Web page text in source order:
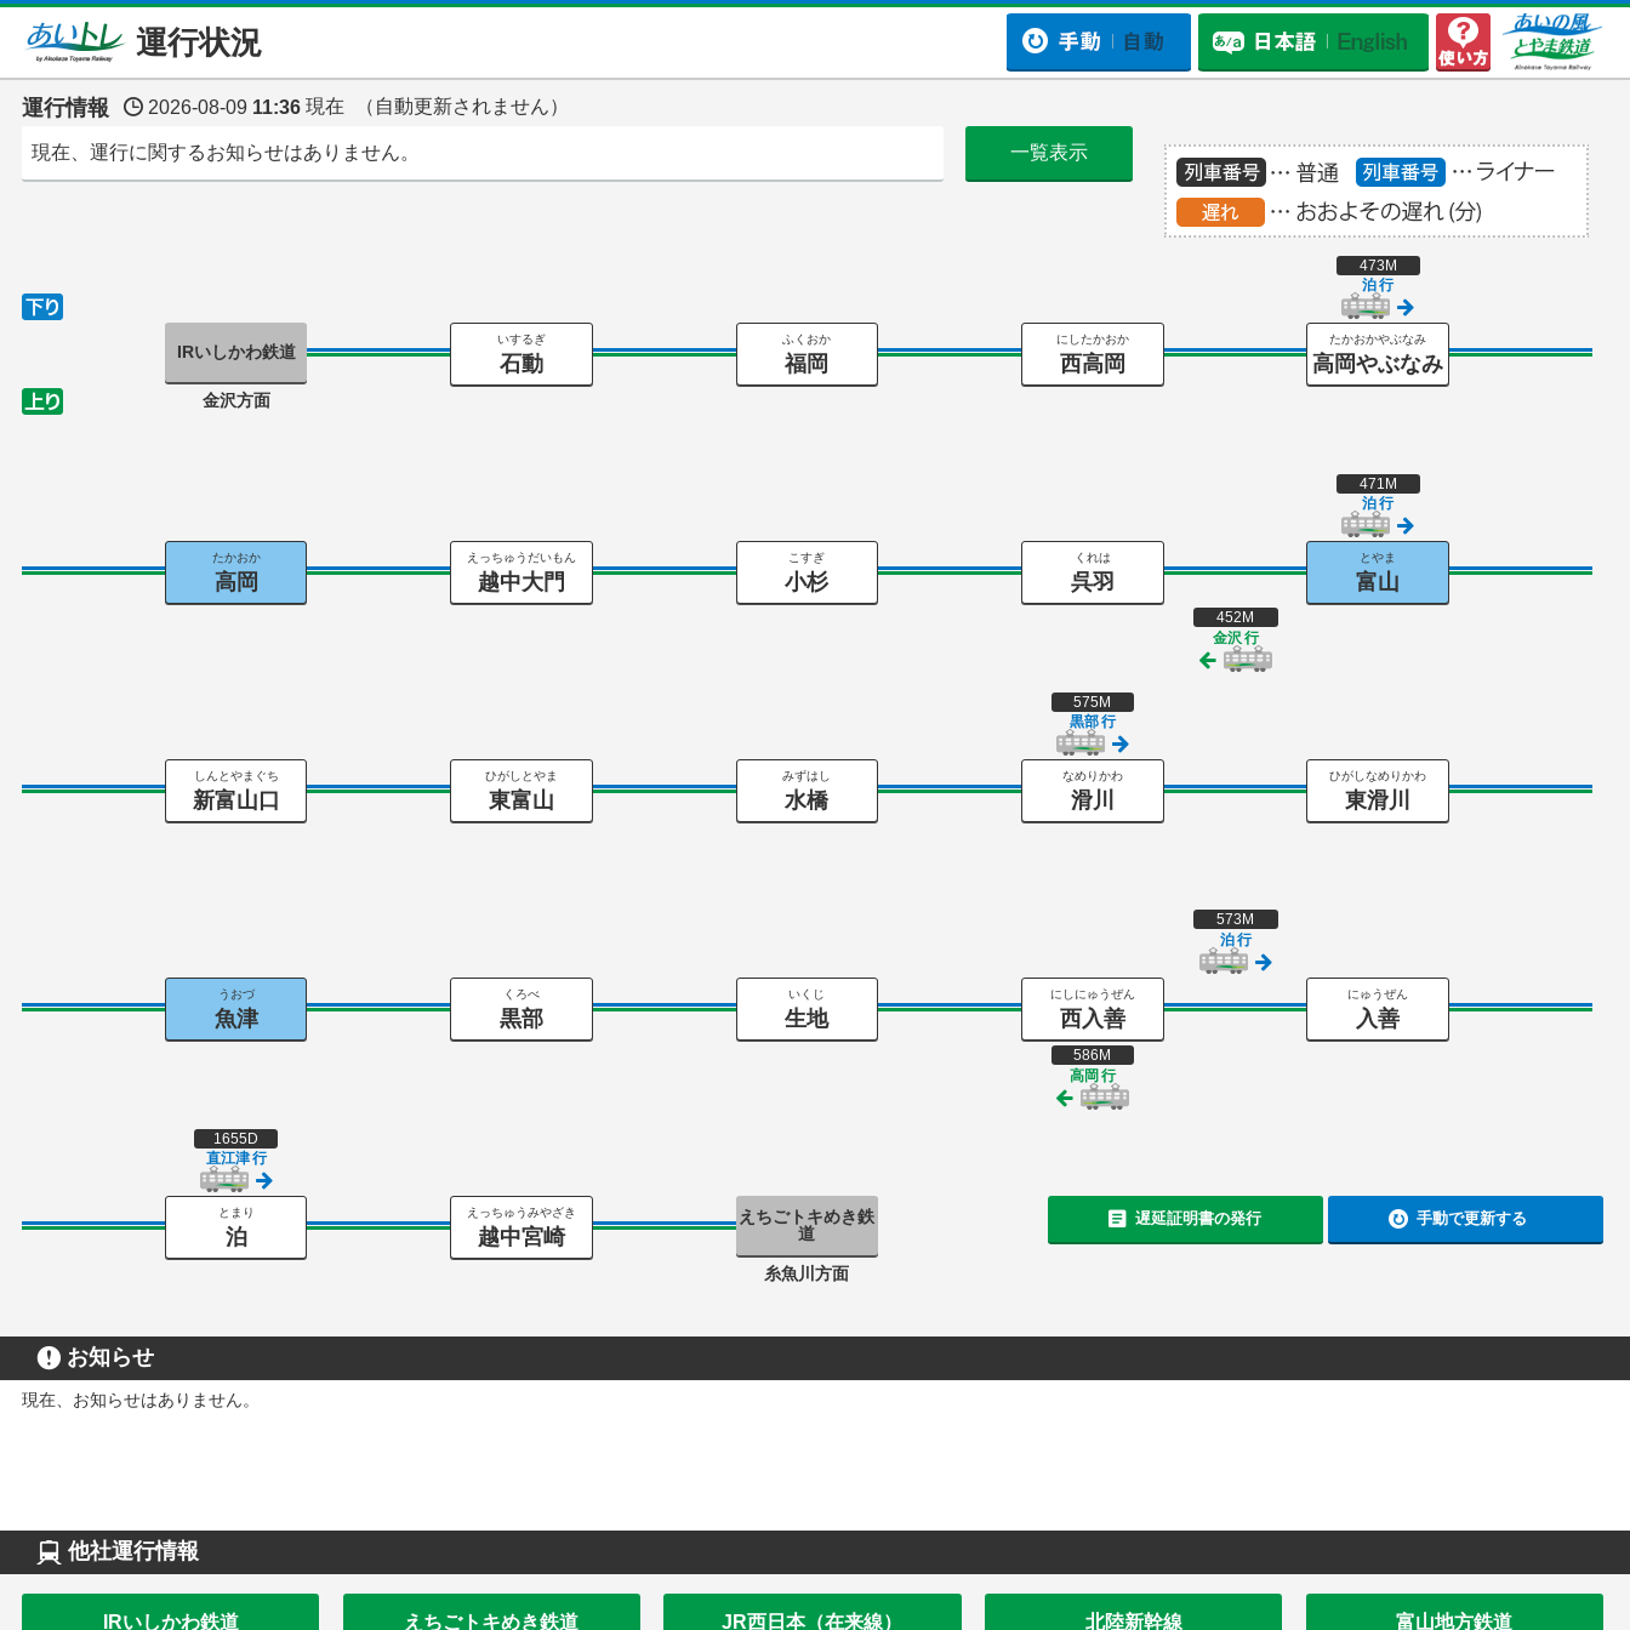
運行状況
運行情報 2026-08-09 11:36 現在 （自動更新されません）
現在、運行に関するお知らせはありません。 一覧表示
金沢方面
IRいしかわ鉄道
いするぎ
石動
ふくおか
福岡
にしたかおか
西高岡
たかおかやぶなみ
高岡やぶなみ
473M
泊行
たかおか
高岡
えっちゅうだいもん
越中大門
こすぎ
小杉
くれは
呉羽
452M
金沢行
とやま
富山
471M
泊行
しんとやまぐち
新富山口
ひがしとやま
東富山
みずはし
水橋
なめりかわ
滑川
575M
黒部行
ひがしなめりかわ
東滑川
うおづ
魚津
くろべ
黒部
いくじ
生地
にしにゅうぜん
西入善
586M
高岡行
573M
泊行
にゅうぜん
入善
とまり
泊
1655D
直江津行
えっちゅうみやざき
越中宮崎
糸魚川方面
えちごトキめき鉄
道
遅延証明書の発行 手動で更新する
お知らせ
現在、お知らせはありません。
他社運行情報
IRいしかわ鉄道 えちごトキめき鉄道 JR西日本（在来線） 北陸新幹線 富山地方鉄道